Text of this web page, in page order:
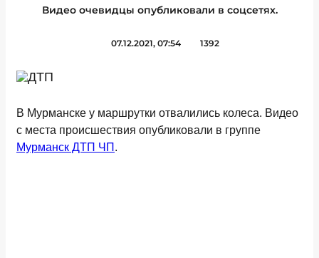
Видео очевидцы опубликовали в соцсетях.
07.12.2021, 07:54 1392
В Мурманске у маршрутки отвалились колеса. Видео
с места происшествия опубликовали в группе
Мурманск ДТП ЧП .